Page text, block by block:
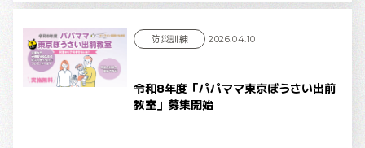
令和8年度「パパママ東京ぼうさい出前
教室」募集開始
防災訓練 2026.04.10